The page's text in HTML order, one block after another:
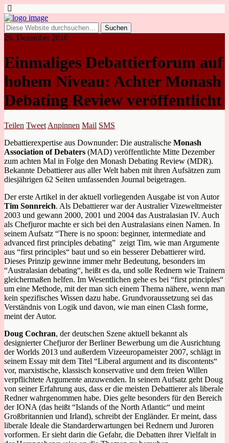
26. Dezember 2010
Einmaliges Debattierforum auf
hohem Niveau: Achter Monash
Debating Review veröffentlicht
Teilen Tweet Anpinnen Mail SMS
Debattierexpertise aus Downunder: Die australische Monash
Association of Debaters (MAD) veröffentlichte Mitte Dezember
zum achten Mal in Folge den Monash Debating Review (MDR).
Bekannte Debattierer aus aller Welt haben mit ihren Aufsätzen zum
diesjährigen 62 Seiten umfassenden Journal beigetragen.
Der erste Artikel in der aktuell vorliegenden Ausgabe ist von Autor
Tim Sonnreich. Als Debattierer war der Australier Vizeweltmeister
2003 und gewann 2000, 2001 und 2004 das Australasian IV. Auch
als Chefjuror machte er sich bei den Australasians einen Namen. In
seinem Aufsatz “There is no spoon: beginner, intermediate and
advanced first principles debating” zeigt Tim, wie man Argumente
aus “first principles“ baut und so ein besserer Debattierer wird.
Dieses Prinzip gewinne immer mehr Bedeutung, besonders im
“Australasian debating“, heißt es da, und solle Rednern wie Trainern
gleichermaßen helfen. Im Wesentlichen gehe es bei “first principles“
um eine Methode, mit der man sich einem Thema nähere, wenn man
kein spezifisches Wissen dazu habe. Grundvoraussetzung sei das
Verständnis von Logik und davon, wie man einen Clash forme,
meint der Autor.
Doug Cochran, der deutschen Szene aktuell bekannt als
designierter Chefjuror der Berliner Bewerbung um die Ausrichtung
der Worlds 2013 und außerdem Vizeeuropameister 2007, schlägt in
seinem Essay mit dem Titel “Liberal argument and its discontents“
vor, marxistische, klassisch konservative und dem freien Willen
verpflichtete Argumente anzuwenden. In seinem Aufsatz geht Doug
von seiner Erfahrung aus, dass er die meisten Debattierer als liberale
Redner wahrgenommen habe. Dies gelte besonders für den Bereich
der IONA (das heißt “Islands of the North Atlantic“ und meint
Großbritannien und Irland), schreibt der Engländer. Er meint, dass
liberale Ideale die Standarderwartungen bei Rednern und Juroren
vorformen. Er sieht darin die Gefahr, die Debatten ihrer Vielfalt in